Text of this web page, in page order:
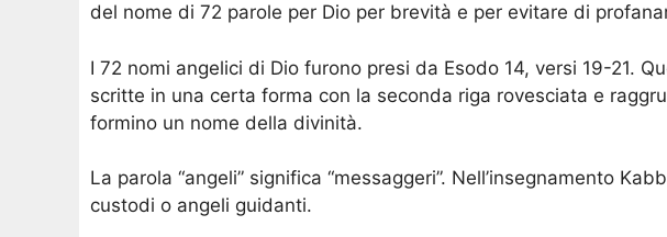
del nome di 72 parole per Dio per brevità e per evitare di
I 72 nomi angelici di Dio furono presi da Esodo 14, versi 19-21.
scritte in una certa forma con la seconda riga rovesciata e
formino un nome della divinità.
La parola “angeli” significa “messaggeri”. Nell’insegnamento
custodi o angeli guidanti.